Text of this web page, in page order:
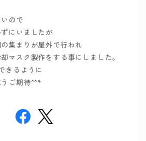
ので
にいましたが
集まりが屋外で行われ
マスク製作をする事にしました。
きるように
ご期待^^*